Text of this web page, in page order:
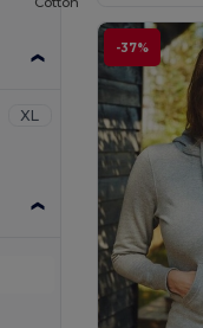
XL
-37%